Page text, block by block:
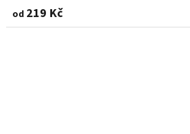
od 219 Kč